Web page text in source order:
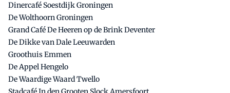
Dinercafé Soestdijk Groningen
De Wolthoorn Groningen
Grand Café De Heeren op de Brink Deventer
De Dikke van Dale Leeuwarden
Groothuis Emmen
De Appel Hengelo
De Waardige Waard Twello